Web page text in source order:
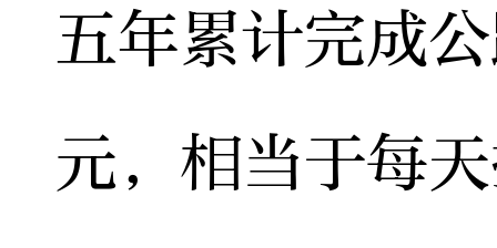
五年累计完成
元，相当于每